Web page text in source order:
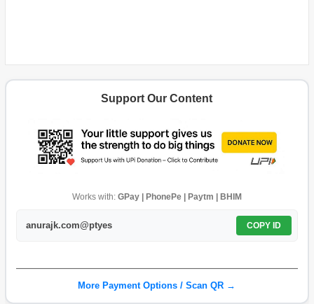
Support Our Content
Works with: GPay | PhonePe | Paytm | BHIM
anurajk.com@ptyes COPY ID
More Payment Options / Scan QR →